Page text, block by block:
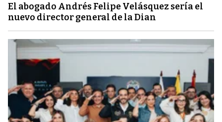
El abogado Andrés Felipe Velásquez sería el
nuevo director general de la Dian